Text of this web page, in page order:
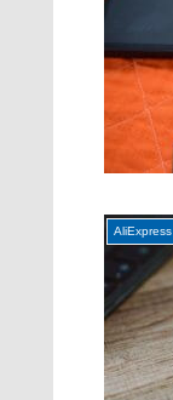
AliExpress